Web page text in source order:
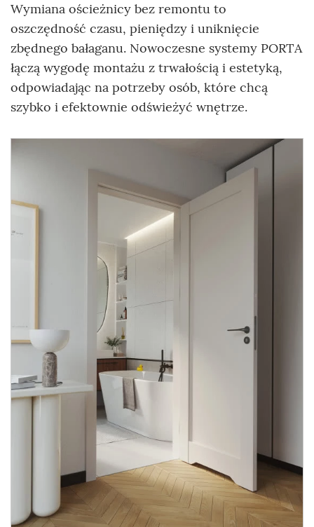
Wymiana ościeżnicy bez remontu to
oszczędność czasu, pieniędzy i uniknięcie
zbędnego bałaganu. Nowoczesne systemy PORTA
łączą wygodę montażu z trwałością i estetyką,
odpowiadając na potrzeby osób, które chcą
szybko i efektownie odświeżyć wnętrze.